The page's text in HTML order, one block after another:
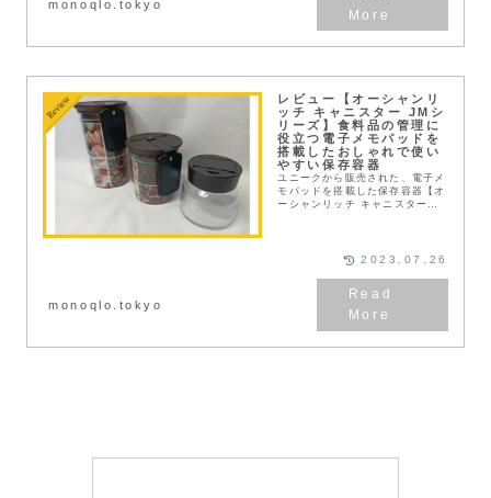
monoqlo.tokyo
レビュー【オーシャンリ
ッチ キャニスター JMシ
リーズ】食料品の管理に
役立つ電子メモパッドを
搭載したおしゃれで使い
やすい保存容器
ユニークから販売された、電子メ
モパッドを搭載した保存容器【オ
ーシャンリッチ キャニスター
【JM2】、360ml...
monoqlo.tokyo
2023.07.26